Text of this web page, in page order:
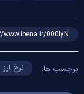
برچسب ها: نرخ ارز